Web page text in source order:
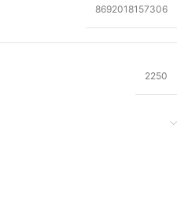
8692018157306
2250